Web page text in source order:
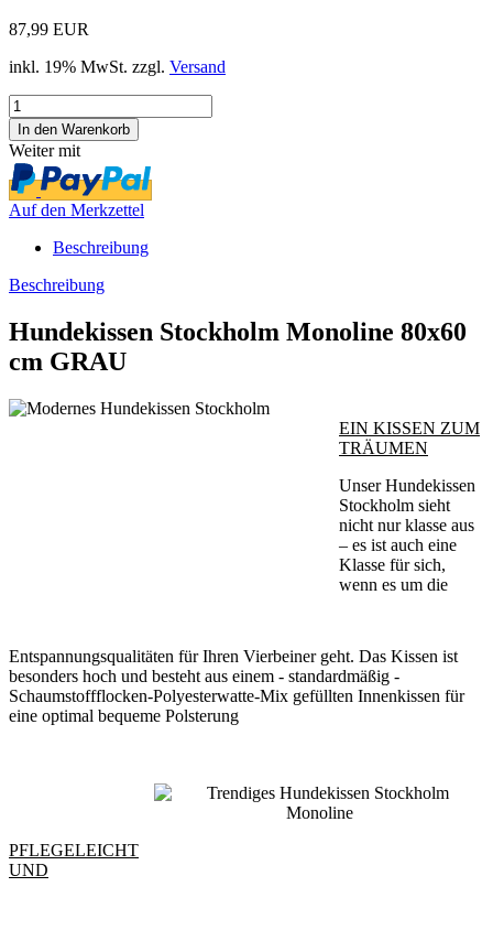
87,99 EUR
inkl. 19% MwSt. zzgl. Versand
Weiter mit
Auf den Merkzettel
Beschreibung
Beschreibung
Hundekissen Stockholm Monoline 80x60
cm GRAU
EIN KISSEN ZUM
TRÄUMEN
Unser Hundekissen
Stockholm sieht
nicht nur klasse aus
– es ist auch eine
Klasse für sich,
wenn es um die
Entspannungsqualitäten für Ihren Vierbeiner geht. Das Kissen ist
besonders hoch und besteht aus einem - standardmäßig -
Schaumstoffflocken-Polyesterwatte-Mix gefüllten Innenkissen für
eine optimal bequeme Polsterung
PFLEGELEICHT
UND